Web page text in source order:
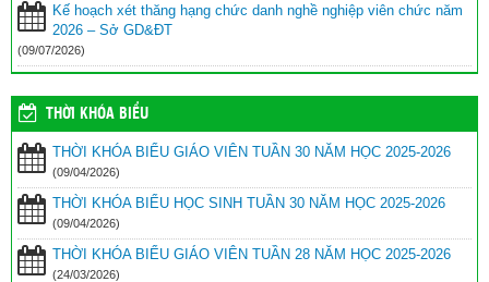
Kế hoạch xét thăng hạng chức danh nghề nghiệp viên chức năm
2026 – Sở GD&ĐT
(09/07/2026)
THỜI KHÓA BIỂU
THỜI KHÓA BIỂU GIÁO VIÊN TUẦN 30 NĂM HỌC 2025-2026
(09/04/2026)
THỜI KHÓA BIỂU HỌC SINH TUẦN 30 NĂM HỌC 2025-2026
(09/04/2026)
THỜI KHÓA BIỂU GIÁO VIÊN TUẦN 28 NĂM HỌC 2025-2026
(24/03/2026)